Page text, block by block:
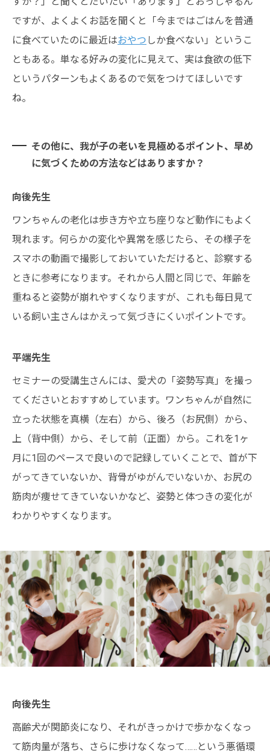
ですが、よくよくお話を聞くと「今まではごはんを普通
に食べていたのに最近はおやつ しか食べない」というこ
ともある。単なる好みの変化に見えて、実は食欲の低下
というパターンもよくあるので気をつけてほしいです
ね。
その他に、我が子の老いを見極めるポイント、早め
に気づくための方法などはありますか？
向後先生
ワンちゃんの老化は歩き方や立ち座りなど動作にもよく
現れます。何らかの変化や異常を感じたら、その様子を
スマホの動画で撮影しておいていただけると、診察する
ときに参考になります。それから人間と同じで、年齢を
重ねると姿勢が崩れやすくなりますが、これも毎日見て
いる飼い主さんはかえって気づきにくいポイントです。
平端先生
セミナーの受講生さんには、愛犬の「姿勢写真」を撮っ
てくださいとおすすめしています。ワンちゃんが自然に
立った状態を真横（左右）から、後ろ（お尻側）から、
上（背中側）から、そして前（正面）から。これを1ヶ
月に1回のペースで良いので記録していくことで、首が下
がってきていないか、背骨がゆがんでいないか、お尻の
筋肉が痩せてきていないかなど、姿勢と体つきの変化が
わかりやすくなります。
向後先生
高齢犬が関節炎になり、それがきっかけで歩かなくなっ
て筋肉量が落ち、さらに歩けなくなって……という悪循環